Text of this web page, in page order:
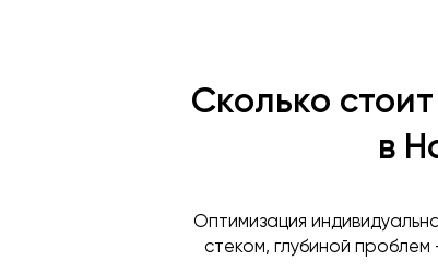
Сколько
в
Оптимизация
стеком, глубиной проблем